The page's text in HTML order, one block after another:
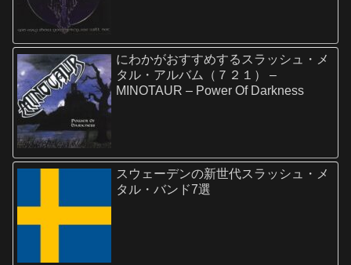
にわかがおすすめするスラッシュ・メ
タル・アルバム（７２１） –
MINOTAUR – Power Of Darkness
スウェーデンの新世代スラッシュ・メ
タル・バンド7選